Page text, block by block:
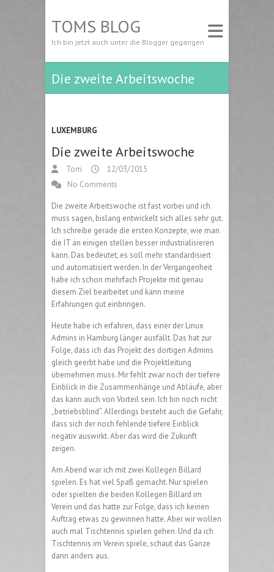
TOMS BLOG
Ich bin jetzt auch unter die Blogger gegangen
Die zweite Arbeitswoche
LUXEMBURG
Die zweite Arbeitswoche
Tom
12/03/2015
No Comments
Die zweite Arbeitswoche ist fast vorbei und ich
muss sagen, bislang entwickelt sich alles sehr gut.
Ich schreibe gerade die ersten Konzepte, wie man
die IT an einigen stellen besser industrialisieren
kann. Das bedeutet, es soll mehr standardisiert
und automatisiert werden. In der Vergangenheit
habe ich schon mehrfach Projekte mit genau
diesem Ziel bearbeitet und kann meine
Erfahrungen gut einbringen.
Heute habe ich erfahren, dass einer der Linux
Admins in Hamburg länger ausfällt. Das hat zur
Folge, dass ich das Projekt des dortigen Admins
gleich geerbt habe und die Projektleitung
übernehmen muss. Mir fehlt zwar noch der tiefere
Einblick in die Zusammenhänge und Abläufe, aber
das kann auch von Vorteil sein. Ich bin noch nicht
„betriebsblind“. Allerdings besteht auch die Gefahr,
dass sich der noch fehlende tiefere Einblick
negativ auswirkt. Aber das wird die Zukunft
zeigen.
Am Abend war ich mit zwei Kollegen Billard
spielen. Es hat viel Spaß gemacht. Nur spielen
oder spielten die beiden Kollegen Billard im
Verein und das hatte zur Folge, dass ich keinen
Auftrag etwas zu gewinnen hatte. Aber wir wollen
auch mal Tischtennis spielen gehen. Und da ich
Tischtennis im Verein spiele, schaut das Ganze
dann anders aus.